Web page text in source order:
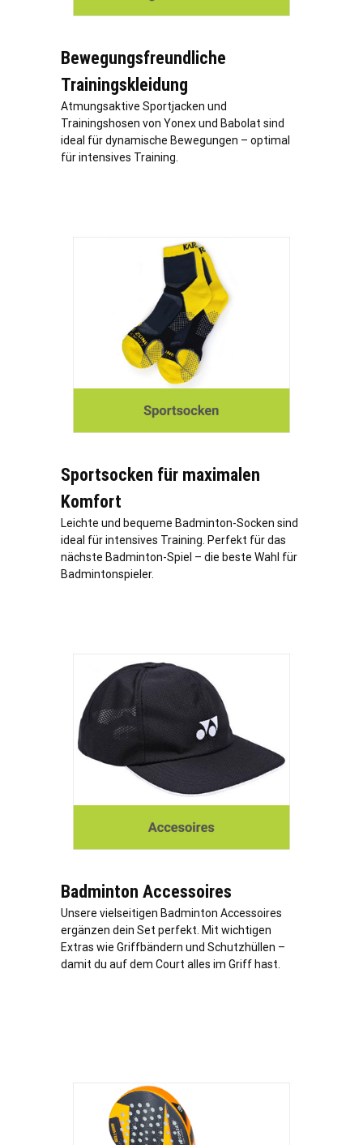
Bewegungsfreundliche
Trainingskleidung
Atmungsaktive Sportjacken und
Trainingshosen von Yonex und Babolat sind
ideal für dynamische Bewegungen – optimal
für intensives Training.
Sportsocken für maximalen
Komfort
Leichte und bequeme Badminton-Socken sind
ideal für intensives Training. Perfekt für das
nächste Badminton-Spiel – die beste Wahl für
Badmintonspieler.
Badminton Accessoires
Unsere vielseitigen Badminton Accessoires
ergänzen dein Set perfekt. Mit wichtigen
Extras wie Griffbändern und Schutzhüllen –
damit du auf dem Court alles im Griff hast.